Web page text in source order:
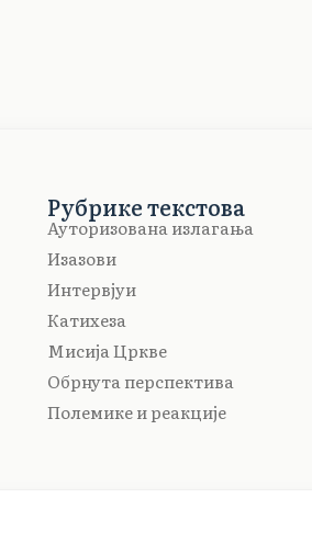
Рубрике текстова
Ауторизована излагања
Изазови
Интервјуи
Катихеза
Мисија Цркве
Обрнута перспектива
Полемике и реакције